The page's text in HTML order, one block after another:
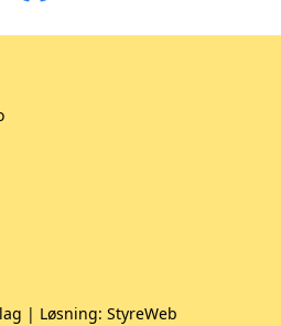
| Løsning: StyreWeb